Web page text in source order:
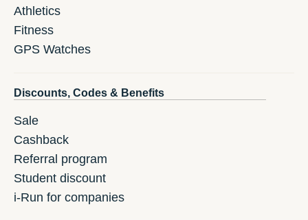
Athletics
Fitness
GPS Watches
Discounts, Codes & Benefits
Sale
Cashback
Referral program
Student discount
i-Run for companies